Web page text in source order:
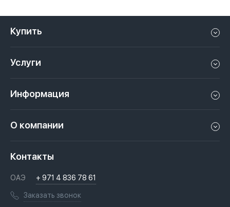
Купить
Апартаменты в Дубае
Пентхаус в Дубае
Услуги
Сдать недвижимость в Дубае, ОАЭ
Недвижимость за криптовалюту в Дубае
Переезд в Дубай, ОАЭ
Гражданство ОАЭ
Информация
Законы
Вопросы и ответы
Книги
О компании
Лицензии
Контакты
ОАЭ + 971 4 836 78 61
Заказать звонок